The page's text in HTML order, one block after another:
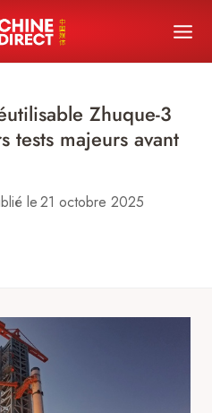
Zhuque-3
tests majeurs avant
le21 octobre 2025